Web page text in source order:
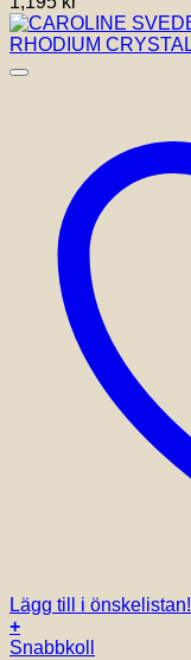
Lägg till i önskelistan!
+
Snabbkoll